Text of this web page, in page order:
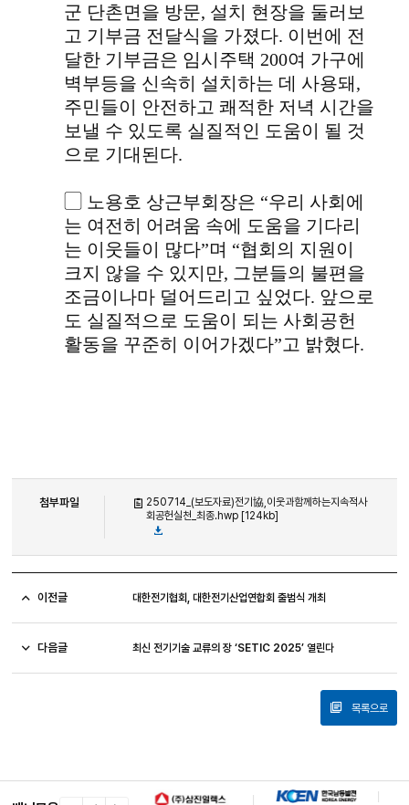
군 단촌면을 방문, 설치 현장을 둘러보
고 기부금 전달식을 가졌다. 이번에 전
달한 기부금은 임시주택 200여 가구에
벽부등을 신속히 설치하는 데 사용돼,
주민들이 안전하고 쾌적한 저녁 시간을
보낼 수 있도록 실질적인 도움이 될 것
으로 기대된다.
▢ 노용호 상근부회장은 “우리 사회에
는 여전히 어려움 속에 도움을 기다리
는 이웃들이 많다”며 “협회의 지원이
크지 않을 수 있지만, 그분들의 불편을
조금이나마 덜어드리고 싶었다. 앞으로
도 실질적으로 도움이 되는 사회공헌
활동을 꾸준히 이어가겠다”고 밝혔다.
첨부파일
250714_(보도자료)전기協,이웃과함께하는지속적사
회공헌실천_최종.hwp [124kb]
이전글 대한전기협회, 대한전기산업연합회 출범식 개최
다음글 최신 전기기술 교류의 장 ‘SETIC 2025’ 열린다
목록으로